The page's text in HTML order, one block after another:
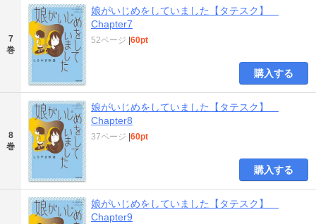
7
巻
娘がいじめをしていました【タテスク】
Chapter7
52ページ 60pt
購入する
8
巻
娘がいじめをしていました【タテスク】
Chapter8
37ページ 60pt
購入する
娘がいじめをしていました【タテスク】
Chapter9